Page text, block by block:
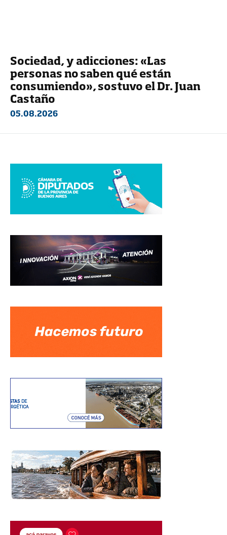
Sociedad, y adicciones: «Las
personas no saben qué están
consumiendo», sostuvo el Dr. Juan
Castaño
05.08.2026